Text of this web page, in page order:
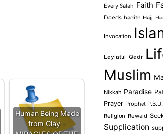
Human Being Made
from Clay -
Every Salah Faith
Deeds hadith Hajj
Invocation
Laylatul-Qadr
Muslim
Nikkah Paradise
Prayer Prophet
Religion Reward
Supplication